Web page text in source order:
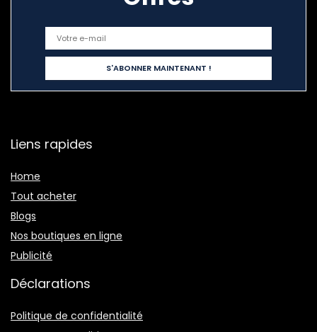
Liens rapides
Home
Tout acheter
Blogs
Nos boutiques en ligne
Publicité
Déclarations
Politique de confidentialité